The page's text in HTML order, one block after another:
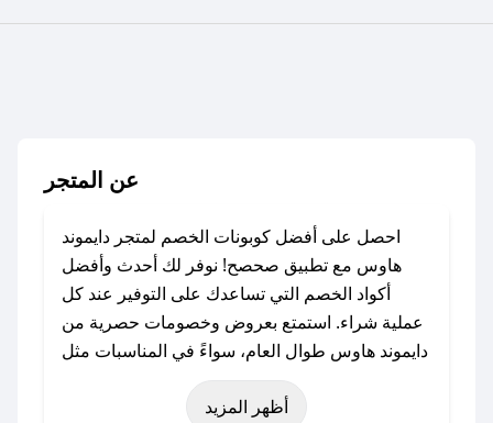
عن المتجر
احصل على أفضل كوبونات الخصم لمتجر دايموند
هاوس مع تطبيق صحصح! نوفر لك أحدث وأفضل
أكواد الخصم التي تساعدك على التوفير عند كل
عملية شراء. استمتع بعروض وخصومات حصرية من
دايموند هاوس طوال العام، سواءً في المناسبات مثل
عيد الفطر، عيد الأضحى، الجمعة البيضاء (شهر
نوفمبر)، رمضان، اليوم الوطني، يوم التأسيس، أو
أظهر المزيد